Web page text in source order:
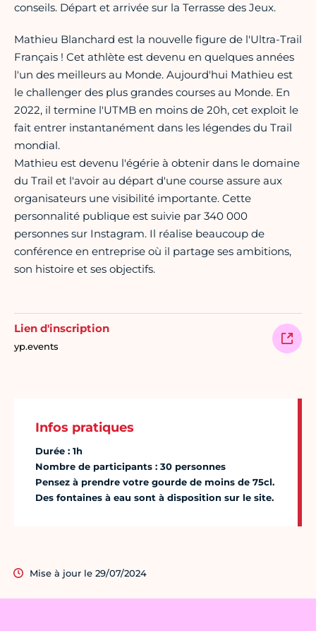
conseils. Départ et arrivée sur la Terrasse des Jeux.
Mathieu Blanchard est la nouvelle figure de l'Ultra-Trail
Français ! Cet athlète est devenu en quelques années
l'un des meilleurs au Monde. Aujourd'hui Mathieu est
le challenger des plus grandes courses au Monde. En
2022, il termine l'UTMB en moins de 20h, cet exploit le
fait entrer instantanément dans les légendes du Trail
mondial.
Mathieu est devenu l'égérie à obtenir dans le domaine
du Trail et l'avoir au départ d'une course assure aux
organisateurs une visibilité importante. Cette
personnalité publique est suivie par 340 000
personnes sur Instagram. Il réalise beaucoup de
conférence en entreprise où il partage ses ambitions,
son histoire et ses objectifs.
Lien d'inscription
yp.events
Infos pratiques
Durée : 1h
Nombre de participants : 30 personnes
Pensez à prendre votre gourde de moins de 75cl.
Des fontaines à eau sont à disposition sur le site.
Mise à jour le 29/07/2024